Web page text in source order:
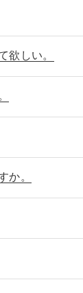
欲しい。
か。